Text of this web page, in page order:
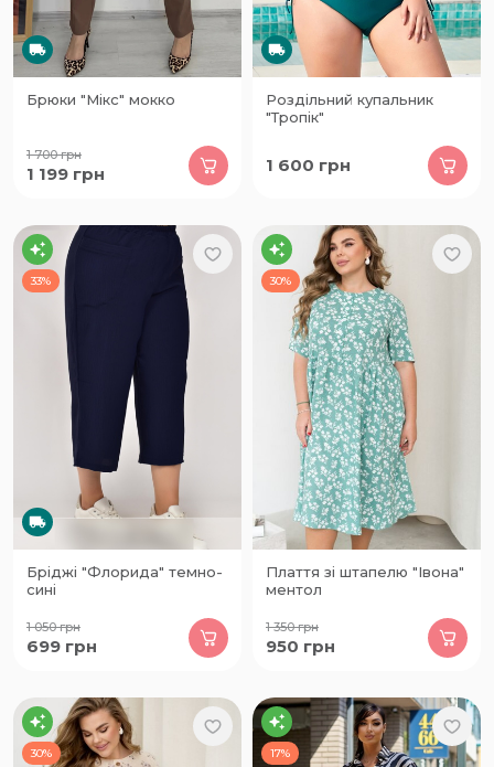
Брюки "Мікс" мокко
1 700грн
1 199 грн
Роздільний купальник
"Тропік"
1 600 грн
33%
Бріджі "Флорида" темно-
сині
1 050грн
699 грн
30%
Плаття зі штапелю "Івона"
ментол
1 350грн
950 грн
30% 17%